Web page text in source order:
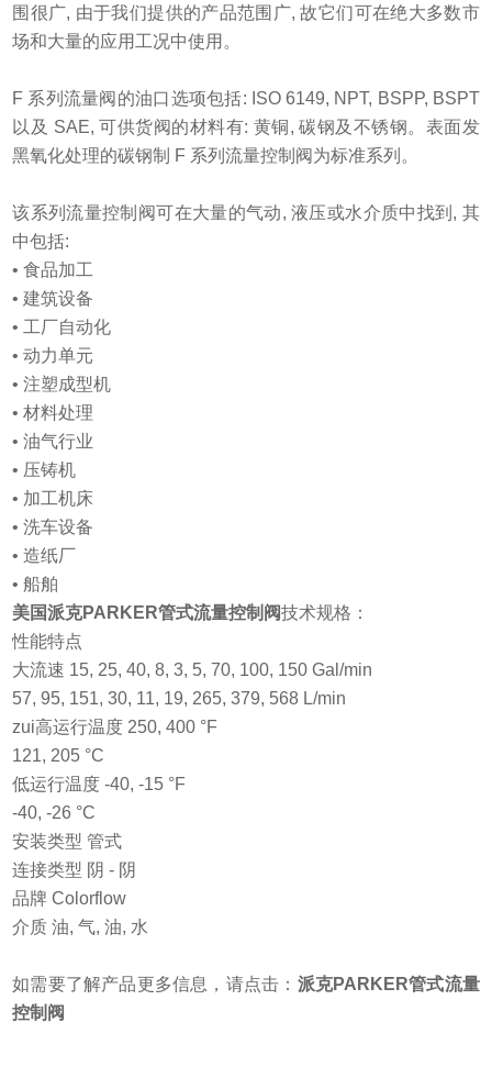
围很广, 由于我们提供的产品范围广, 故它们可在绝大多数市
场和大量的应用工况中使用。
F 系列流量阀的油口选项包括: ISO 6149, NPT, BSPP, BSPT
以及 SAE, 可供货阀的材料有: 黄铜, 碳钢及不锈钢。表面发
黑氧化处理的碳钢制 F 系列流量控制阀为标准系列。
该系列流量控制阀可在大量的气动, 液压或水介质中找到, 其
中包括:
• 食品加工
• 建筑设备
• 工厂自动化
• 动力单元
• 注塑成型机
• 材料处理
• 油气行业
• 压铸机
• 加工机床
• 洗车设备
• 造纸厂
• 船舶
美国派克PARKER管式流量控制阀技术规格：
性能特点
大流速 15, 25, 40, 8, 3, 5, 70, 100, 150 Gal/min
57, 95, 151, 30, 11, 19, 265, 379, 568 L/min
zui高运行温度 250, 400 °F
121, 205 °C
低运行温度 -40, -15 °F
-40, -26 °C
安装类型 管式
连接类型 阴 - 阴
品牌 Colorflow
介质 油, 气, 油, 水
如需要了解产品更多信息，请点击： 派克PARKER管式流量
控制阀